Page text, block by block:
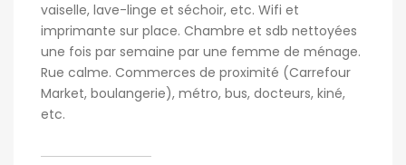
vaiselle, lave-linge et séchoir, etc. Wifi et
imprimante sur place. Chambre et sdb nettoyées
une fois par semaine par une femme de ménage.
Rue calme. Commerces de proximité (Carrefour
Market, boulangerie), métro, bus, docteurs, kiné,
etc.